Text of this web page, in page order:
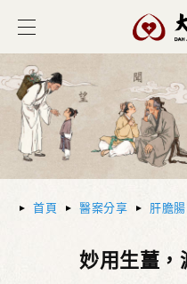
首頁 醫案分享 肝膽
妙用生薑，